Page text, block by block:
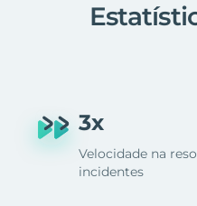
3x
Velocidade na
incidentes